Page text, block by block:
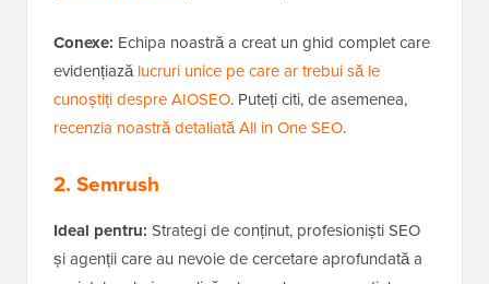
Conexe: Echipa noastră a creat un ghid complet care
evidențiazălucruri unice pe care ar trebui să le
cunoștiți despre AIOSEO. Puteți citi, de asemenea,
recenzia noastră detaliată All in One SEO.
2. Semrush
Ideal pentru: Strategi de conținut, profesioniști SEO
și agenții care au nevoie de cercetare aprofundată a